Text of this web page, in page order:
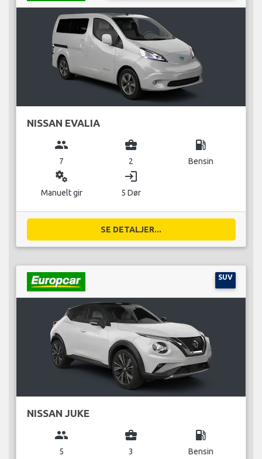
NISSAN EVALIA
group
7
business_center
2
local_gas_station
Bensin
miscellaneous_services
Manuelt gir
login
5 Dør
SE DETALJER...
SUV
NISSAN JUKE
group
5
business_center
3
local_gas_station
Bensin